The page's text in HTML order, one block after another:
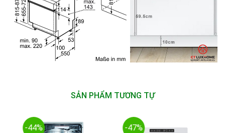
SẢN PHẨM TƯƠNG TỰ
-44% -47%